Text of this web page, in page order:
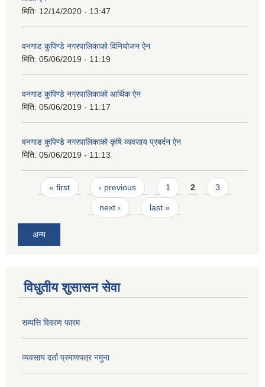
मिति: 12/14/2020 - 13:47
वनगाड कुपिण्डे नगरपालिकाको विनियोजन ऐन
मिति: 05/06/2019 - 11:19
वनगाड कुपिण्डे नगरपालिकाको आर्थिक ऐन
मिति: 05/06/2019 - 11:17
वनगाड कुपिण्डे नगरपालिकाको कृषि व्यवसाय प्रबर्दन ऐन
मिति: 05/06/2019 - 11:13
Pages
« first ‹ previous 1 2 3
next › last »
अन्य
विधुतीय शुसासन सेवा
सम्पत्ति विवरण फारम
व्यवसाय दर्ता प्रमाणपत्र नमुना